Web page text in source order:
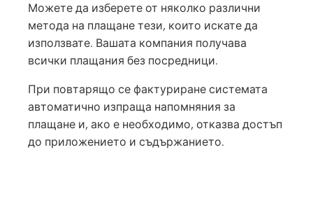
Можете да изберете от няколко различни
метода на плащане тези, които искате да
използвате. Вашата компания получава
всички плащания без посредници.
При повтарящо се фактуриране системата
автоматично изпраща напомняния за
плащане и, ако е необходимо, отказва достъп
до приложението и съдържанието.